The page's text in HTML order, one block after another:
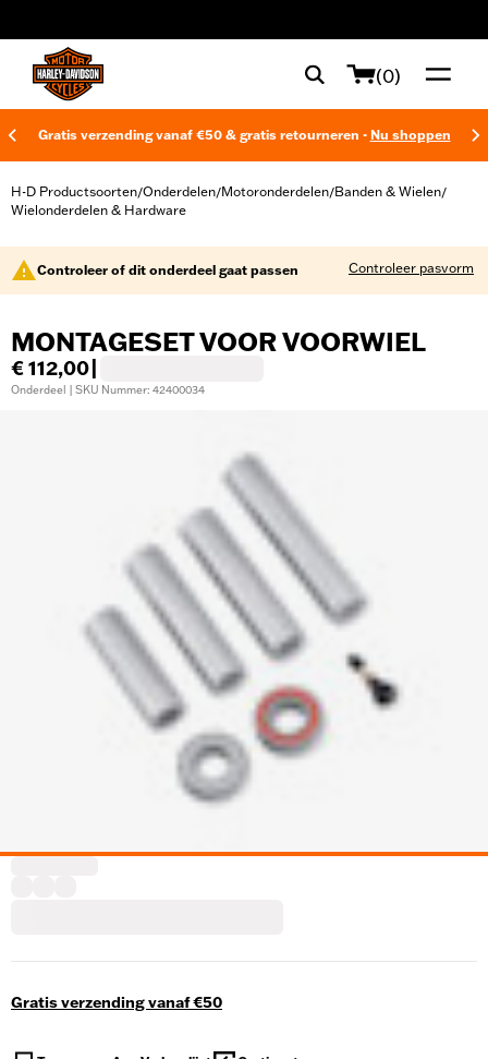
(0)
Gratis verzending vanaf €50 & gratis retourneren - Nu shoppen
H-D Productsoorten/Onderdelen/Motoronderdelen/Banden & Wielen/
Wielonderdelen & Hardware
Controleer of dit onderdeel gaat passen Controleer pasvorm
MONTAGESET VOOR VOORWIEL
€ 112,00
Onderdeel | SKU Nummer: 42400034
Gratis verzending vanaf €50